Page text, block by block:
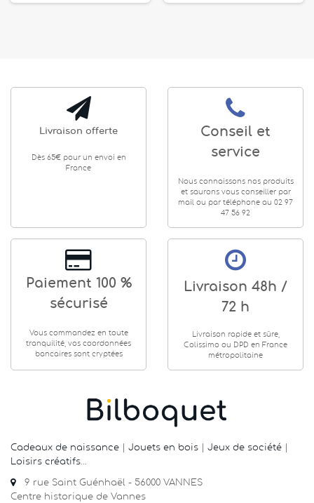
Livraison offerte
Dès 65€ pour un envoi en
France
Conseil et
service
Nous connaissons nos produits
et saurons vous conseiller par
mail ou par téléphone au 02 97
47 56 92
Paiement 100 %
sécurisé
Vous commandez en toute
tranquilité, vos coordonnées
bancaires sont cryptées
Livraison 48h /
72 h
Livraison rapide et sûre,
Colissimo ou DPD en France
métropolitaine
Cadeaux de naissance Jouets en bois Jeux de société
Loisirs créatifs…
9 rue Saint Guénhaël - 56000 VANNES
Centre historique de Vannes